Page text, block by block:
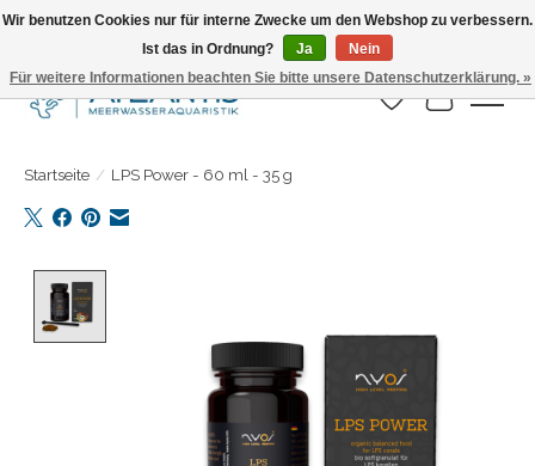
Täglicher Versand. Bestelle bis 15.00 Uhr
Wunschzettel
Ihr
Startseite / LPS Power - 60 ml - 35 g
Wir benutzen Cookies nur für interne Zwecke um den Webshop zu verbessern.
Ist das in Ordnung?
Ja
Nein
Für weitere Informationen beachten Sie bitte unsere Datenschutzerklärung. »